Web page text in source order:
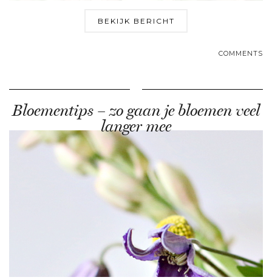
BEKIJK BERICHT
COMMENTS
Bloementips – zo gaan je bloemen veel
langer mee